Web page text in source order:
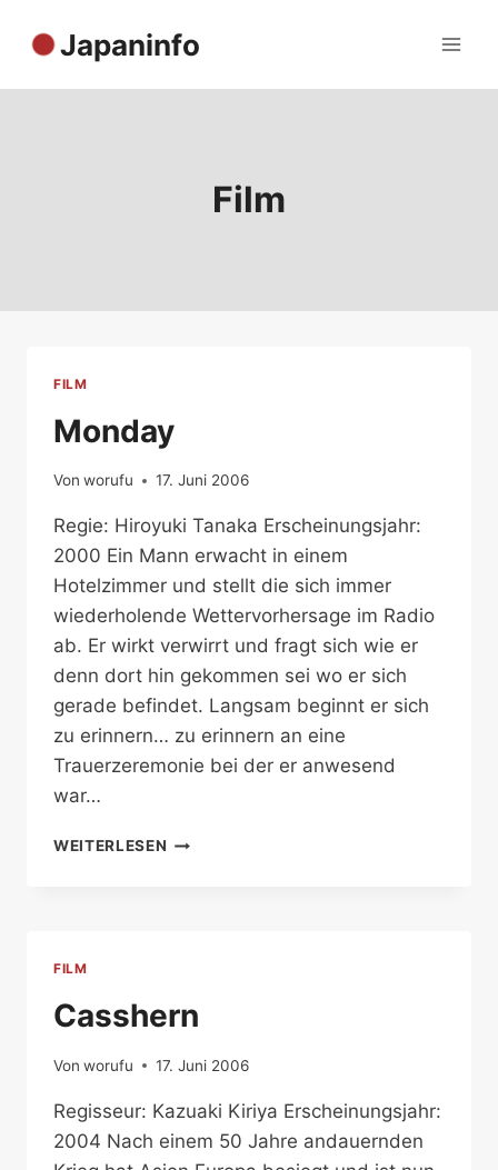
Inhalt
Japaninfo
Film
FILM
Monday
Von worufu 17. Juni 2006
Regie: Hiroyuki Tanaka Erscheinungsjahr:
2000 Ein Mann erwacht in einem
Hotelzimmer und stellt die sich immer
wiederholende Wettervorhersage im Radio
ab. Er wirkt verwirrt und fragt sich wie er
denn dort hin gekommen sei wo er sich
gerade befindet. Langsam beginnt er sich
zu erinnern… zu erinnern an eine
Trauerzeremonie bei der er anwesend
war…
WEITERLESEN MONDAY
FILM
Casshern
Von worufu 17. Juni 2006
Regisseur: Kazuaki Kiriya Erscheinungsjahr:
2004 Nach einem 50 Jahre andauernden